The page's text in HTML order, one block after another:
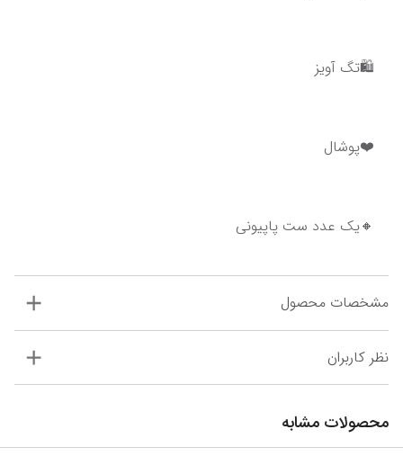
🛍️تگ آویز
❤️پوشال
🔸یک عدد ست پاپیونی
مشخصات محصول
نظر کاربران
محصولات مشابه